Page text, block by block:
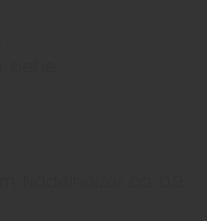
Nadelhölzer ca. 0,9